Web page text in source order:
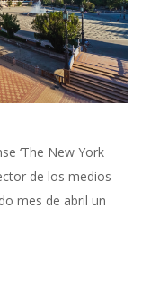
‘The New York
de los medios
mes de abril un